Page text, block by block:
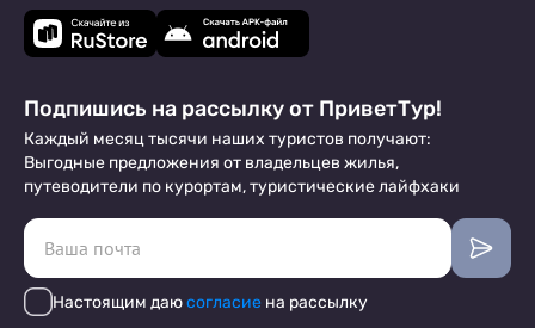
Подпишись на рассылку от ПриветТур!
Каждый месяц тысячи наших туристов получают:
Выгодные предложения от владельцев жилья,
путеводители по курортам, туристические лайфхаки
Настоящим даюсогласие на рассылку